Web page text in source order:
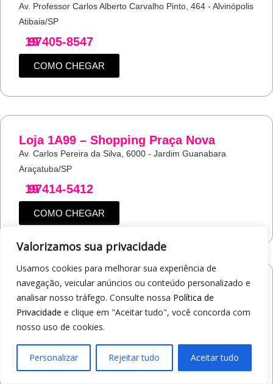
Valorizamos sua privacidade
Usamos cookies para melhorar sua experiência de
navegação, veicular anúncios ou conteúdo personalizado e
analisar nosso tráfego. Consulte nossa Política de
Privacidade e clique em "Aceitar tudo", você concorda com
nosso uso de cookies.
Personalizar Rejeitar tudo Aceitar tudo
Av. Professor Carlos Alberto Carvalho Pinto, 464 - Alvinópolis
Atibaia/SP
19
97405-8547
COMO CHEGAR
Loja 1A99 – Shopping Praça Nova
Av. Carlos Pereira da Silva, 6000 - Jardim Guanabara
Araçatuba/SP
19
97414-5412
COMO CHEGAR
Loja 1A99 – Shopping Jaraguá
Av. Alberto Benassi, 2270 - Jardim dos Manacás
Araraquara/SP
COMO CHEGAR